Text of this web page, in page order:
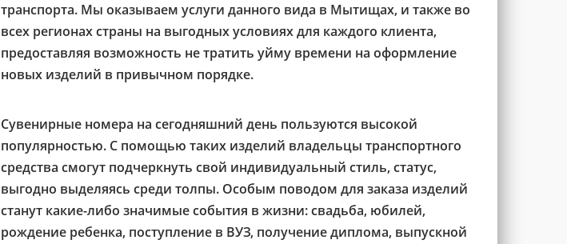
транспорта. Мы оказываем услуги данного вида в Мытищах, и также во
всех регионах страны на выгодных условиях для каждого клиента,
предоставляя возможность не тратить уйму времени на оформление
новых изделий в привычном порядке.
Сувенирные номера на сегодняшний день пользуются высокой
популярностью. С помощью таких изделий владельцы транспортного
средства смогут подчеркнуть свой индивидуальный стиль, статус,
выгодно выделяясь среди толпы. Особым поводом для заказа изделий
станут какие-либо значимые события в жизни: свадьба, юбилей,
рождение ребенка, поступление в ВУЗ, получение диплома, выпускной